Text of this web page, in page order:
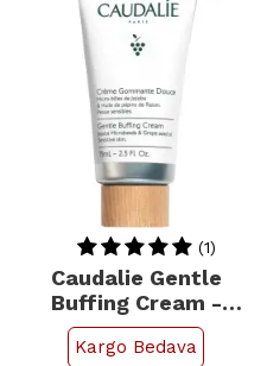
(1)
Caudalie Gentle
Buffing Cream -
Hassas Ciltler İçin
Krem Peeling 75ml
Kargo Bedava